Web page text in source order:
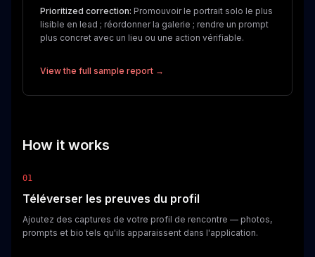
Prioritized correction: Promouvoir le portrait solo le plus
lisible en lead ; réordonner la galerie ; rendre un prompt
plus concret avec un lieu ou une action vérifiable.
View the full sample report →
How it works
01
Téléverser les preuves du profil
Ajoutez des captures de votre profil de rencontre — photos,
prompts et bio tels qu'ils apparaissent dans l'application.